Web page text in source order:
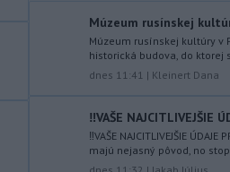
v Konžskej demokratickej republike
(KDR) presiahol hranicu 4000.
V stredu sa bude dať
maximum roja Perzeidy
Generálna prokuratúra SR
podala v súvislosti s určením
Múzeum rusínskej
Múzeum rusínskej kultúry v
historická budova, do ktorej
dnes 11:41 | Kleinert Dana
‼️VAŠE NAJCITLIVEJŠIE
‼️VAŠE NAJCITLIVEJŠIE
majú nejasný pôvod, no